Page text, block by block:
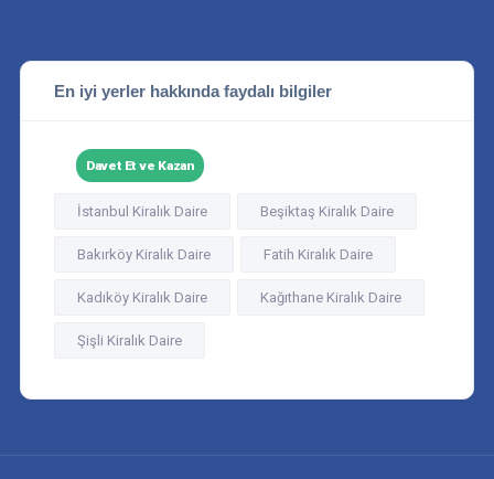
En iyi yerler hakkında faydalı bilgiler
Davet Et ve Kazan
İstanbul Kiralık Daire Beşiktaş Kiralık Daire
Bakırköy Kiralık Daire Fatih Kiralık Daire
Kadıköy Kiralık Daire Kağıthane Kiralık Daire
Şişli Kiralık Daire